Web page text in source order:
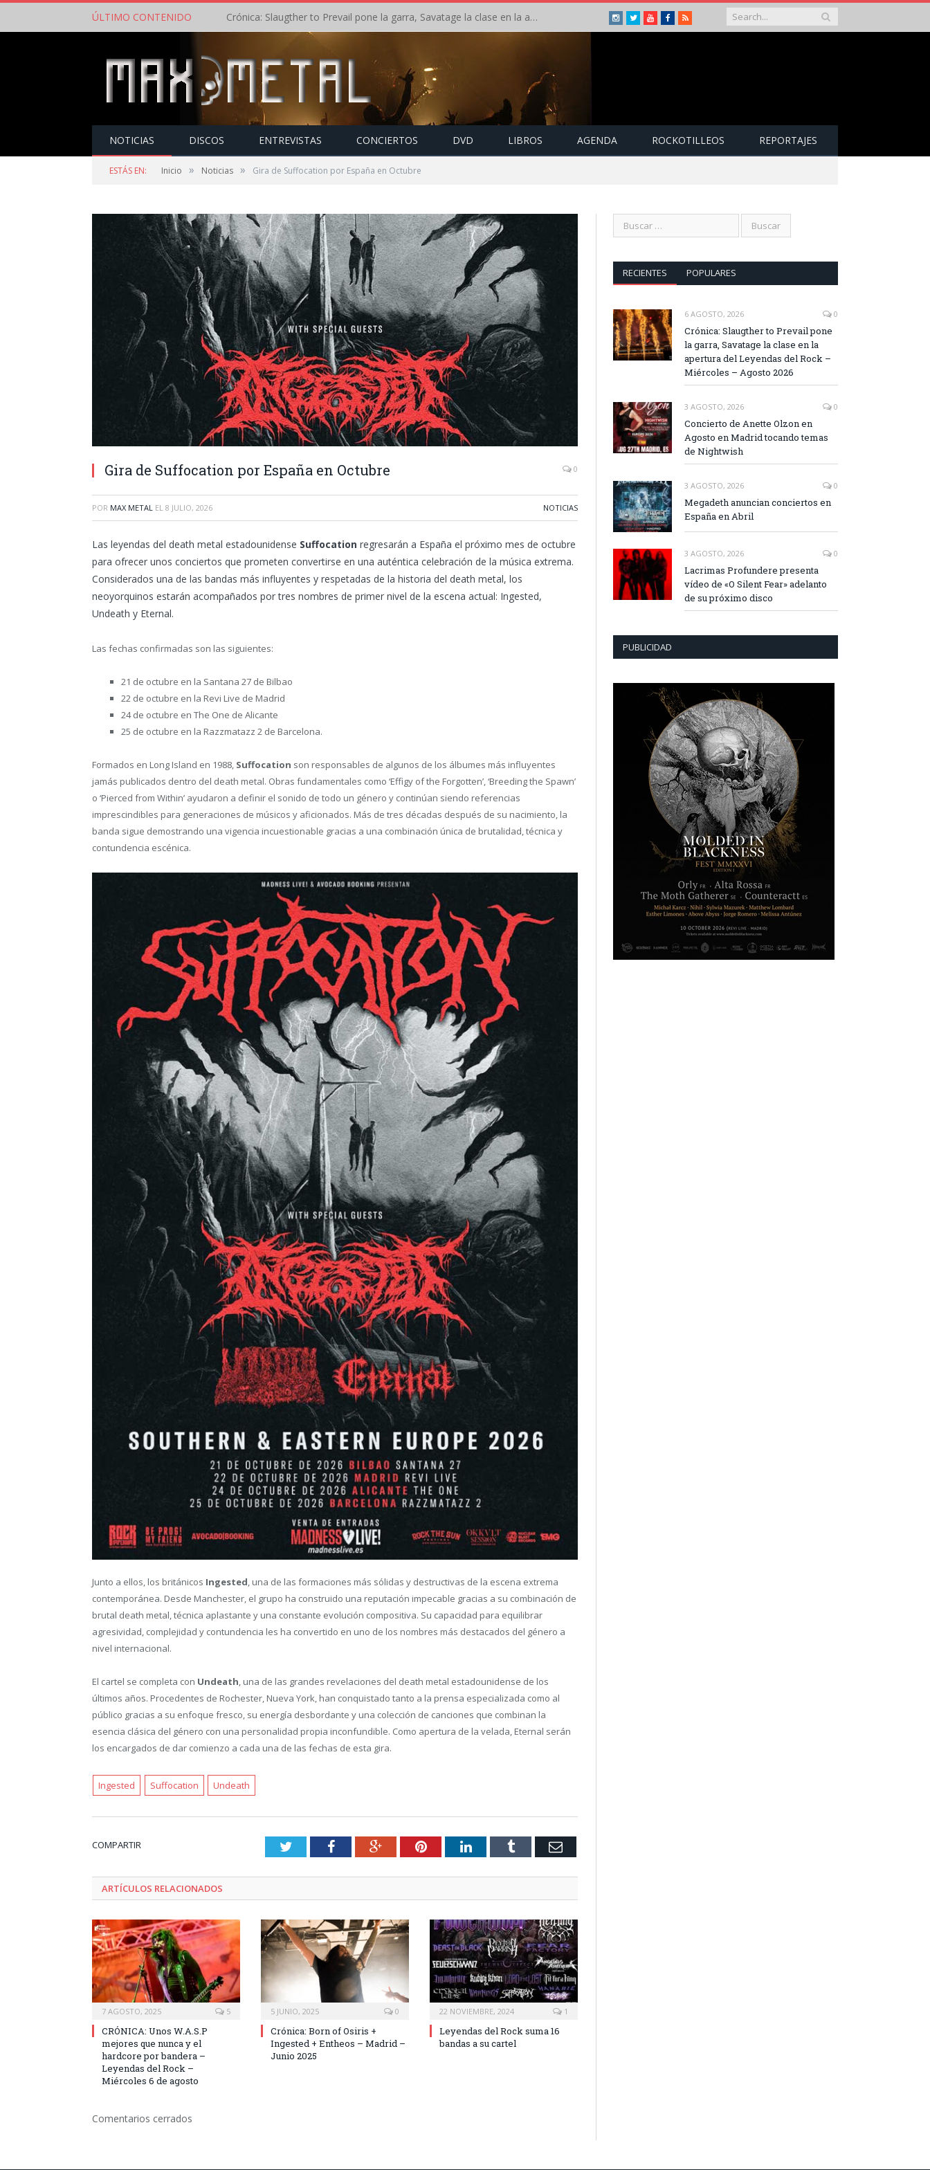
ÚLTIMO CONTENIDO Crónica: Slaugther to Prevail pone la garra, Savatage la clase en la apertura del Leyendas del Rock – Miércoles – Agosto 2026 Instagram
TwitterYoutubeFacebook
RSS
NOTICIAS DISCOS ENTREVISTAS CONCIERTOS DVD LIBROS AGENDA ROCKOTILLEOS REPORTAJES
ESTÁS EN: Inicio » Noticias » Gira de Suffocation por España en Octubre
Gira de Suffocation por España en Octubre 0
POR MAX METAL EL 8 JULIO, 2026 NOTICIAS
Las leyendas del death metal estadounidense Suffocation regresarán a España el próximo mes de octubre
para ofrecer unos conciertos que prometen convertirse en una auténtica celebración de la música extrema.
Considerados una de las bandas más influyentes y respetadas de la historia del death metal, los
neoyorquinos estarán acompañados por tres nombres de primer nivel de la escena actual: Ingested,
Undeath y Eternal.
Las fechas confirmadas son las siguientes:
21 de octubre en la Santana 27 de Bilbao
22 de octubre en la Revi Live de Madrid
24 de octubre en The One de Alicante
25 de octubre en la Razzmatazz 2 de Barcelona.
Formados en Long Island en 1988, Suffocation son responsables de algunos de los álbumes más influyentes
jamás publicados dentro del death metal. Obras fundamentales como ‘Effigy of the Forgotten’, ‘Breeding the Spawn’
o ‘Pierced from Within’ ayudaron a definir el sonido de todo un género y continúan siendo referencias
imprescindibles para generaciones de músicos y aficionados. Más de tres décadas después de su nacimiento, la
banda sigue demostrando una vigencia incuestionable gracias a una combinación única de brutalidad, técnica y
contundencia escénica.
Junto a ellos, los británicos Ingested, una de las formaciones más sólidas y destructivas de la escena extrema
contemporánea. Desde Manchester, el grupo ha construido una reputación impecable gracias a su combinación de
brutal death metal, técnica aplastante y una constante evolución compositiva. Su capacidad para equilibrar
agresividad, complejidad y contundencia les ha convertido en uno de los nombres más destacados del género a
nivel internacional.
El cartel se completa con Undeath, una de las grandes revelaciones del death metal estadounidense de los
últimos años. Procedentes de Rochester, Nueva York, han conquistado tanto a la prensa especializada como al
público gracias a su enfoque fresco, su energía desbordante y una colección de canciones que combinan la
esencia clásica del género con una personalidad propia inconfundible. Como apertura de la velada, Eternal serán
los encargados de dar comienzo a cada una de las fechas de esta gira.
Ingested Suffocation Undeath
COMPARTIR TwitterFacebookGoogle+PinterestLinkedInTumblr Email
ARTÍCULOS RELACIONADOS
7 AGOSTO, 2025 5
CRÓNICA: Unos W.A.S.P
mejores que nunca y el
hardcore por bandera –
Leyendas del Rock –
Miércoles 6 de agosto
5 JUNIO, 2025 0
Crónica: Born of Osiris +
Ingested + Entheos – Madrid –
Junio 2025
22 NOVIEMBRE, 2024 1
Leyendas del Rock suma 16
bandas a su cartel
Comentarios cerrados
RECIENTES POPULARES
6 AGOSTO, 2026 0
Crónica: Slaugther to Prevail pone
la garra, Savatage la clase en la
apertura del Leyendas del Rock –
Miércoles – Agosto 2026
3 AGOSTO, 2026 0
Concierto de Anette Olzon en
Agosto en Madrid tocando temas
de Nightwish
3 AGOSTO, 2026 0
Megadeth anuncian conciertos en
España en Abril
3 AGOSTO, 2026 0
Lacrimas Profundere presenta
vídeo de «O Silent Fear» adelanto
de su próximo disco
PUBLICIDAD